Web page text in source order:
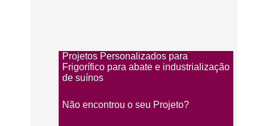
Projetos Personalizados para
Frigorífico para abate e industrialização
de suínos
Não encontrou o seu Projeto?